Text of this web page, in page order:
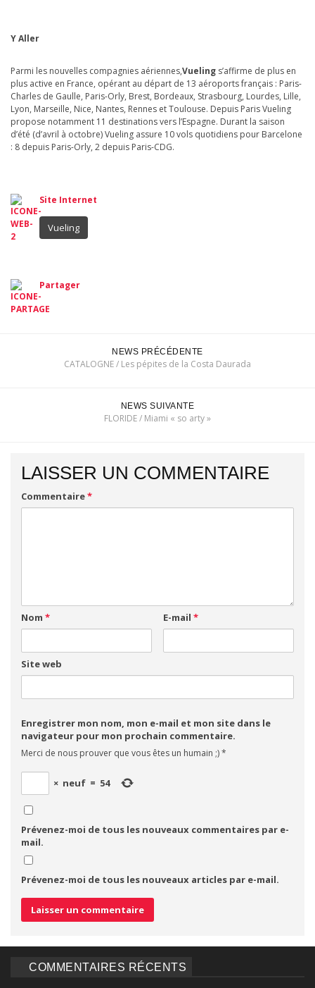
Y Aller
Parmi les nouvelles compagnies aériennes,Vueling s’affirme de plus en
plus active en France, opérant au départ de 13 aéroports français : Paris-
Charles de Gaulle, Paris-Orly, Brest, Bordeaux, Strasbourg, Lourdes, Lille,
Lyon, Marseille, Nice, Nantes, Rennes et Toulouse. Depuis Paris Vueling
propose notamment 11 destinations vers l’Espagne. Durant la saison
d’été (d’avril à octobre) Vueling assure 10 vols quotidiens pour Barcelone
: 8 depuis Paris-Orly, 2 depuis Paris-CDG.
Site Internet
Vueling
Partager
NEWS PRÉCÉDENTE
CATALOGNE / Les pépites de la Costa Daurada
NEWS SUIVANTE
FLORIDE / Miami « so arty »
LAISSER UN COMMENTAIRE
Commentaire*
Nom * E-mail *
Site web
Enregistrer mon nom, mon e-mail et mon site dans le
navigateur pour mon prochain commentaire.
Merci de nous prouver que vous êtes un humain ;)*
× neuf = 54
Prévenez-moi de tous les nouveaux commentaires par e-
mail.
Prévenez-moi de tous les nouveaux articles par e-mail.
COMMENTAIRES RÉCENTS